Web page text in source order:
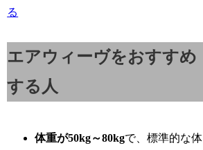
る
エアウィーヴをおすすめ
する人
体重が50kg～80kgで、標準的な体